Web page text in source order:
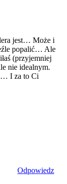
jest… Może i
popalić… Ale
(przyjemniej
nie idealnym.
I za to Ci
Odpowiedz